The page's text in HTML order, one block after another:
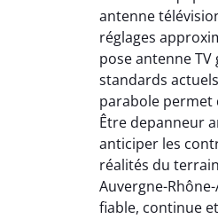
antenne
réglages
pose antenne
standards
parabole permet
Être depanneur
anticiper les
réalités du
Auvergne-
fiable, continue